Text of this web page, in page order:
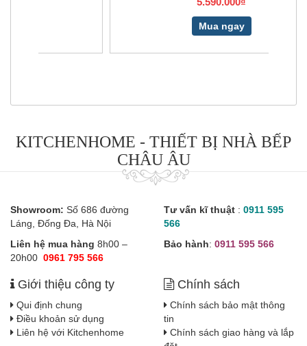
KITCHENHOME - THIẾT BỊ NHÀ BẾP
CHÂU ÂU
Showroom: Số 686 đường
Láng, Đống Đa, Hà Nội
Liên hệ mua hàng 8h00 –
20h00 0961 795 566
Tư vấn kĩ thuật : 0911 595
566
Bảo hành: 0911 595 566
Giới thiệu công ty
Qui định chung
Điều khoản sử dụng
Liên hệ với Kitchenhome
Chính sách
Chính sách bảo mật thông
tin
Chính sách giao hàng và lắp